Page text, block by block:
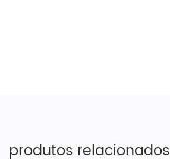
produtos relacionados